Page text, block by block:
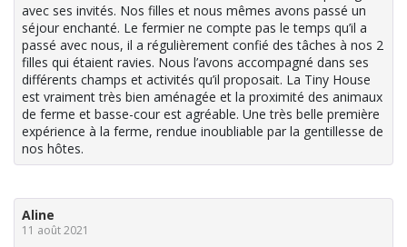
avec ses invités. Nos filles et nous mêmes avons passé un
séjour enchanté. Le fermier ne compte pas le temps qu’il a
passé avec nous, il a régulièrement confié des tâches à nos 2
filles qui étaient ravies. Nous l’avons accompagné dans ses
différents champs et activités qu’il proposait. La Tiny House
est vraiment très bien aménagée et la proximité des animaux
de ferme et basse-cour est agréable. Une très belle première
expérience à la ferme, rendue inoubliable par la gentillesse de
nos hôtes.
Aline
11 août 2021